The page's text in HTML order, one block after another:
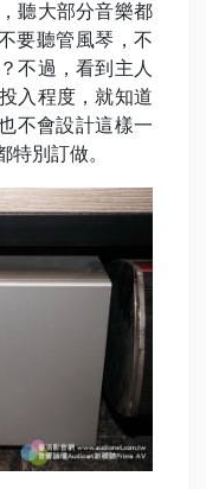
聽大部分音樂都
要聽管風琴，不
不過，看到主人
入程度，就知道
不會設計這樣一
特別訂做。